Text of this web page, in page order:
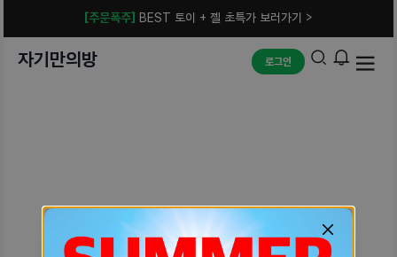
[주문폭주] BEST 토이 + 젤 초특가 보러가기 >
자기만의방 로그인